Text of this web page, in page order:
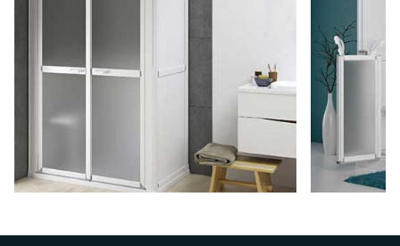
CABINE ACCESS - RECEVEUR
BRADDAN
CABINE